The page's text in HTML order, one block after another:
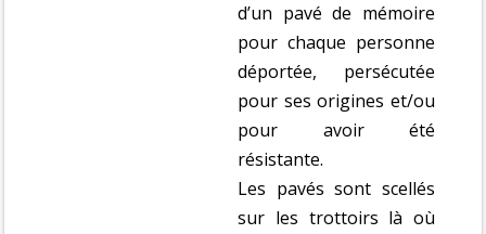
d’un pavé de mémoire
pour chaque personne
déportée, persécutée
pour ses origines et/ou
pour avoir été
résistante.
Les pavés sont scellés
sur les trottoirs là où